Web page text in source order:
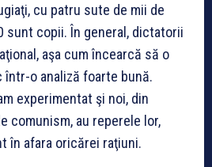
cu patru sute de mii de
sunt copii. În general, dictatorii
aşa cum încearcă să o
într-o analiză foarte bună.
experimentat şi noi, din
comunism, au reperele lor,
în afara oricărei raţiuni.